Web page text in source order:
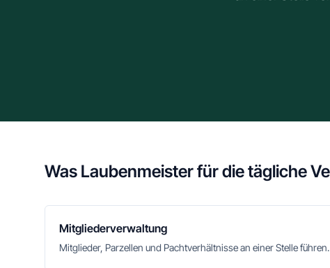
Was Laubenmeister für die tägliche
Mitgliederverwaltung
Mitglieder, Parzellen und Pachtverhältnisse an einer Stelle führen.